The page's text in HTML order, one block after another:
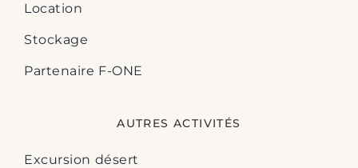
Location
Stockage
Partenaire F-ONE
AUTRES ACTIVITÉS
Excursion désert